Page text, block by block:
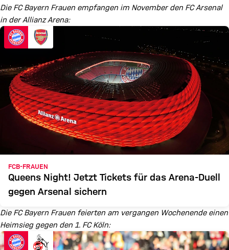
Die FC Bayern Frauen empfangen im November den FC Arsenal
in der Allianz Arena:
FCB-FRAUEN
Queens Night! Jetzt Tickets für das Arena-Duell
gegen Arsenal sichern
Die FC Bayern Frauen feierten am vergangen Wochenende einen
Heimsieg gegen den 1. FC Köln: